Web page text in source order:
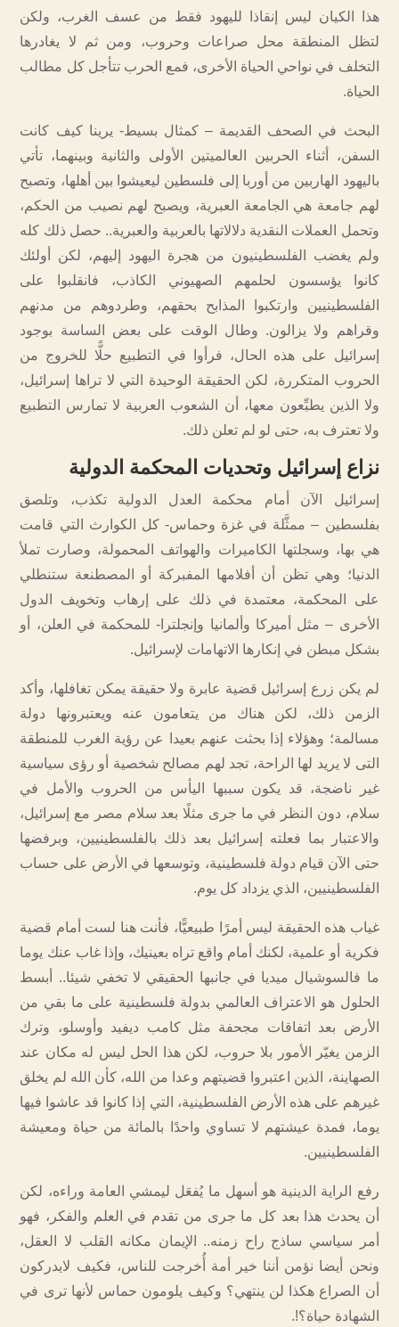
هذا الكيان ليس إنقاذا لليهود فقط من عسف الغرب، ولكن
لتظل المنطقة محل صراعات وحروب، ومن ثم لا يغادرها
التخلف في نواحي الحياة الأخرى، فمع الحرب تتأجل كل مطالب
الحياة.
البحث في الصحف القديمة – كمثال بسيط- يرينا كيف كانت
السفن، أثناء الحربين العالميتين الأولى والثانية وبينهما، تأتي
باليهود الهاربين من أوربا إلى فلسطين ليعيشوا بين أهلها، وتصبح
لهم جامعة هي الجامعة العبرية، ويصبح لهم نصيب من الحكم،
وتحمل العملات النقدية دلالاتها بالعربية والعبرية.. حصل ذلك كله
ولم يغضب الفلسطينيون من هجرة اليهود إليهم، لكن أولئك
كانوا يؤسسون لحلمهم الصهيوني الكاذب، فانقلبوا على
الفلسطينيين وارتكبوا المذابح بحقهم، وطردوهم من مدنهم
وقراهم ولا يزالون. وطال الوقت على بعض الساسة بوجود
إسرائيل على هذه الحال، فرأوا في التطبيع حلًّا للخروج من
الحروب المتكررة، لكن الحقيقة الوحيدة التي لا تراها إسرائيل،
ولا الذين يطبِّعون معها، أن الشعوب العربية لا تمارس التطبيع
ولا تعترف به، حتى لو لم تعلن ذلك.
نزاع إسرائيل وتحديات المحكمة الدولية
إسرائيل الآن أمام محكمة العدل الدولية تكذب، وتلصق
بفلسطين – ممثَّلة في غزة وحماس- كل الكوارث التي قامت
هي بها، وسجلتها الكاميرات والهواتف المحمولة، وصارت تملأ
الدنيا؛ وهي تظن أن أفلامها المفبركة أو المصطنعة ستنطلي
على المحكمة، معتمدة في ذلك على إرهاب وتخويف الدول
الأخرى – مثل أميركا وألمانيا وإنجلترا- للمحكمة في العلن، أو
بشكل مبطن في إنكارها الاتهامات لإسرائيل.
لم يكن زرع إسرائيل قضية عابرة ولا حقيقة يمكن تغافلها، وأكد
الزمن ذلك، لكن هناك من يتعامون عنه ويعتبرونها دولة
مسالمة؛ وهؤلاء إذا بحثت عنهم بعيدا عن رؤية الغرب للمنطقة
التى لا يريد لها الراحة، تجد لهم مصالح شخصية أو رؤى سياسية
غير ناضجة، قد يكون سببها اليأس من الحروب والأمل في
سلام، دون النظر في ما جرى مثلًا بعد سلام مصر مع إسرائيل،
والاعتبار بما فعلته إسرائيل بعد ذلك بالفلسطينيين، وبرفضها
حتى الآن قيام دولة فلسطينية، وتوسعها في الأرض على حساب
الفلسطينيين، الذي يزداد كل يوم.
غياب هذه الحقيقة ليس أمرًا طبيعيًّا، فأنت هنا لست أمام قضية
فكرية أو علمية، لكنك أمام واقع تراه بعينيك، وإذا غاب عنك يوما
ما فالسوشيال ميديا في جانبها الحقيقي لا تخفي شيئا.. أبسط
الحلول هو الاعتراف العالمي بدولة فلسطينية على ما بقي من
الأرض بعد اتفاقات مجحفة مثل كامب ديفيد وأوسلو، وترك
الزمن يغيّر الأمور بلا حروب، لكن هذا الحل ليس له مكان عند
الصهاينة، الذين اعتبروا قضيتهم وعدا من الله، كأن الله لم يخلق
غيرهم على هذه الأرض الفلسطينية، التي إذا كانوا قد عاشوا فيها
يوما، فمدة عيشتهم لا تساوي واحدًا بالمائة من حياة ومعيشة
الفلسطينيين.
رفع الراية الدينية هو أسهل ما يُفعَل ليمشي العامة وراءه، لكن
أن يحدث هذا بعد كل ما جرى من تقدم في العلم والفكر، فهو
أمر سياسي ساذج راح زمنه.. الإيمان مكانه القلب لا العقل،
ونحن أيضا نؤمن أننا خير أمة أُخرجت للناس، فكيف لايدركون
أن الصراع هكذا لن ينتهي؟ وكيف يلومون حماس لأنها ترى في
الشهادة حياة؟!.